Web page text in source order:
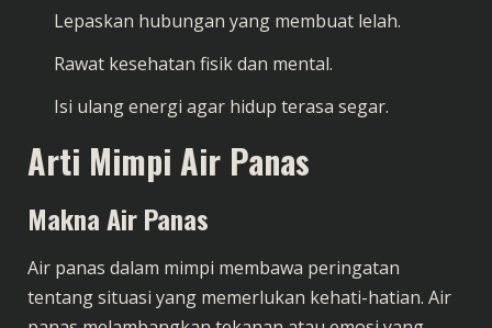
Lepaskan hubungan yang membuat lelah.
Rawat kesehatan fisik dan mental.
Isi ulang energi agar hidup terasa segar.
Arti Mimpi Air Panas
Makna Air Panas
Air panas dalam mimpi membawa peringatan
tentang situasi yang memerlukan kehati-hatian. Air